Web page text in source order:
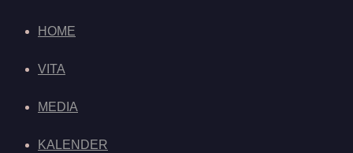
HOME
VITA
MEDIA
KALENDER